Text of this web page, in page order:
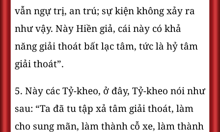
vẫn ngự trị, an trú; sự kiện không xảy ra
như vậy. Này Hiền giả, cái này có khả
năng giải thoát bất lạc tâm, tức là hỷ tâm
giải thoát”.
5. Này các Tỷ-kheo, ở đây, Tỷ-kheo nói như
sau: “Ta đã tu tập xả tâm giải thoát, làm
cho sung mãn, làm thành cỗ xe, làm thành